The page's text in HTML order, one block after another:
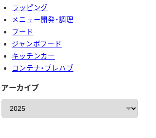
ラッピング
メニュー開発・調理
フード
ジャンボフード
キッチンカー
コンテナ・プレハブ
アーカイブ
ー